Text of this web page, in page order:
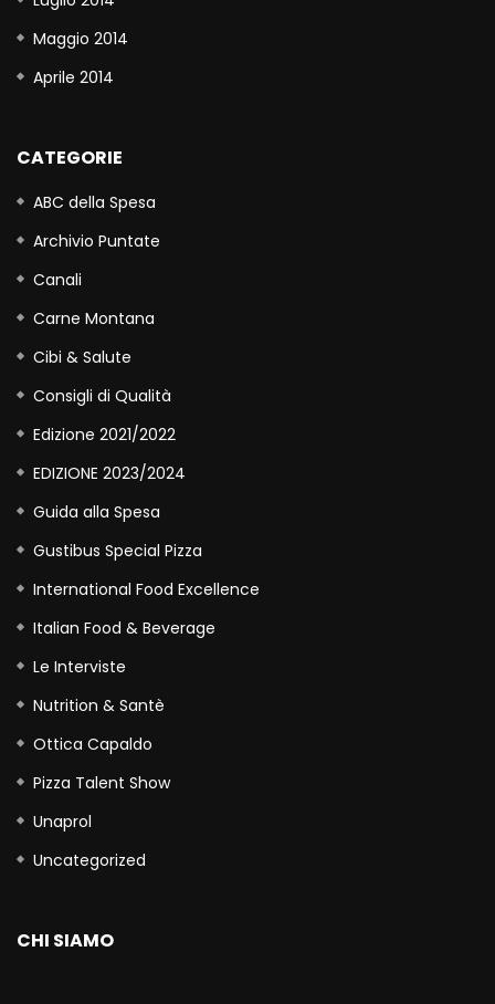
Maggio 2014
Aprile 2014
CATEGORIE
ABC della Spesa
Archivio Puntate
Canali
Carne Montana
Cibi & Salute
Consigli di Qualità
Edizione 2021/2022
EDIZIONE 2023/2024
Guida alla Spesa
Gustibus Special Pizza
International Food Excellence
Italian Food & Beverage
Le Interviste
Nutrition & Santè
Ottica Capaldo
Pizza Talent Show
Unaprol
Uncategorized
CHI SIAMO